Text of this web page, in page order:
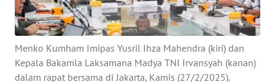
Menko Kumham Imipas Yusril Ihza Mahendra (kiri) dan
Kepala Bakamla Laksamana Madya TNI Irvansyah (kanan)
dalam rapat bersama di Jakarta, Kamis (27/2/2025).
INTERNASIONAL
SERBA-SERBI